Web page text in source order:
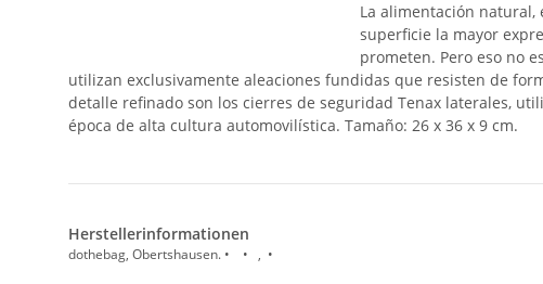
La alimentación natural,
superficie la mayor
prometen. Pero eso no
utilizan exclusivamente aleaciones fundidas que resisten de
detalle refinado son los cierres de seguridad Tenax laterales,
época de alta cultura automovilística. Tamaño: 26 x 36 x 9 cm.
Herstellerinformationen
dothebag, Obertshausen. • • , •